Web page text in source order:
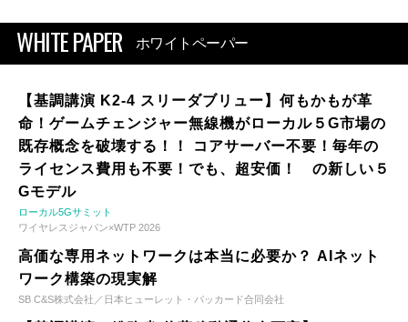
WHITE PAPER ホワイトペーパー
【基調講演 K2-4 スリーダブリュー】何もかもが革
命！ゲームチェンジャー無線機がローカル５G市場の
既存概念を破壊する！！ コアサーバー不要！毎年の
ライセンス費用も不要！でも、超安価！ の新しい５
Gモデル
ローカル5Gサミット
ワイヤレスジャパン×WTP 2026
高価な専用ネットワークは本当に必要か？ AIネット
ワーク構築の現実解
SB C&S株式会社／日本ヒューレット・パッカード合同会社